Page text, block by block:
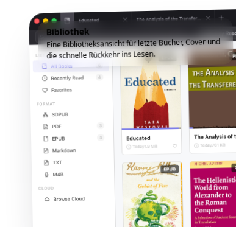
Bibliothek
Eine Bibliotheksansicht für letzte Bücher, Cover und
die schnelle Rückkehr ins Lesen.